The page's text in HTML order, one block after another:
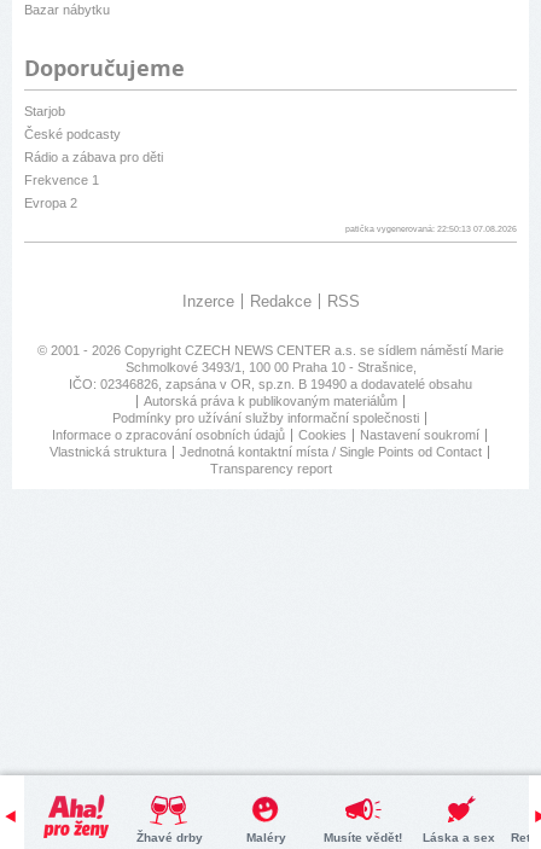
Žhavé drby Maléry Musíte vědět! Láska a sex
Bazar nábytku
Doporučujeme
Starjob
České podcasty
Rádio a zábava pro děti
Frekvence 1
Evropa 2
patička vygenerovaná: 22:50:13 07.08.2026
Inzerce Redakce RSS
© 2001 - 2026 Copyright CZECH NEWS CENTER a.s. se sídlem náměstí Marie
Schmolkové 3493/1, 100 00 Praha 10 - Strašnice,
IČO: 02346826, zapsána v OR, sp.zn. B 19490 a dodavatelé obsahu
Autorská práva k publikovaným materiálům
Podmínky pro užívání služby informační společnosti
Informace o zpracování osobních údajů
Cookies
Nastavení soukromí
Vlastnická struktura
Jednotná kontaktní místa / Single Points od Contact
Transparency report